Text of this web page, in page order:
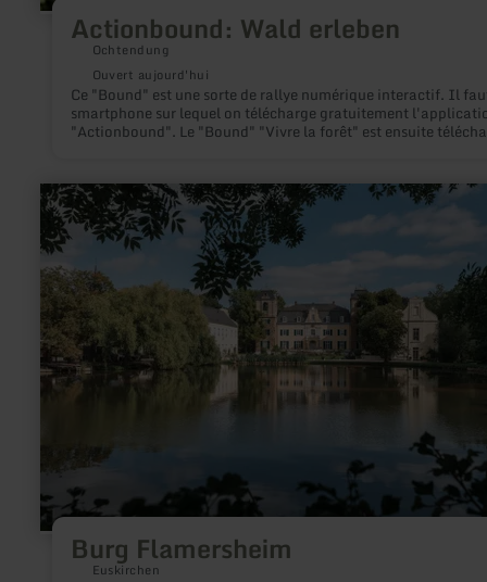
Actionbound: Wald erleben
Ochtendung
Ouvert aujourd'hui
Ce "Bound" est une sorte de rallye numérique interactif. Il
smartphone sur lequel on télécharge gratuitement
"Actionbound". Le "Bound" "Vivre la forêt" est ensuite
Burg Flamersheim
Euskirchen
en
savoir
plus
sur
Burg
Flamersheim